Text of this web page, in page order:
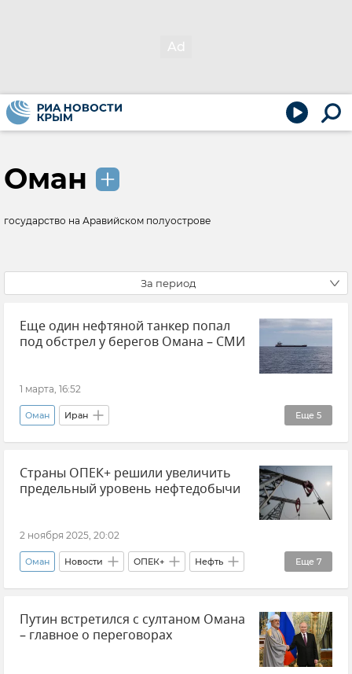
Оман
государство на Аравийском полуострове
За период
Еще один нефтяной танкер попал
под обстрел у берегов Омана – СМИ
1 марта, 16:52
Еще 5
Оман Иран
Обострение между Израилем и Ираном
Обострение между Ираном и США Танкер
Нефть Новости
Страны ОПЕК+ решили увеличить
предельный уровень нефтедобычи
2 ноября 2025, 20:02
Еще 7
Оман Новости ОПЕК+ Нефть
Россия Саудовская Аравия Ирак
Казахстан ОАЭ Алжир Кувейт
Путин встретился с султаном Омана
– главное о переговорах